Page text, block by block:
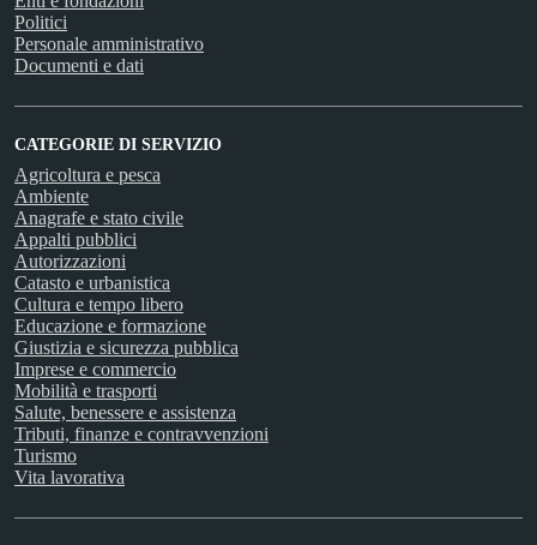
Politici
Personale amministrativo
Documenti e dati
CATEGORIE DI SERVIZIO
Agricoltura e pesca
Ambiente
Anagrafe e stato civile
Appalti pubblici
Autorizzazioni
Catasto e urbanistica
Cultura e tempo libero
Educazione e formazione
Giustizia e sicurezza pubblica
Imprese e commercio
Mobilità e trasporti
Salute, benessere e assistenza
Tributi, finanze e contravvenzioni
Turismo
Vita lavorativa